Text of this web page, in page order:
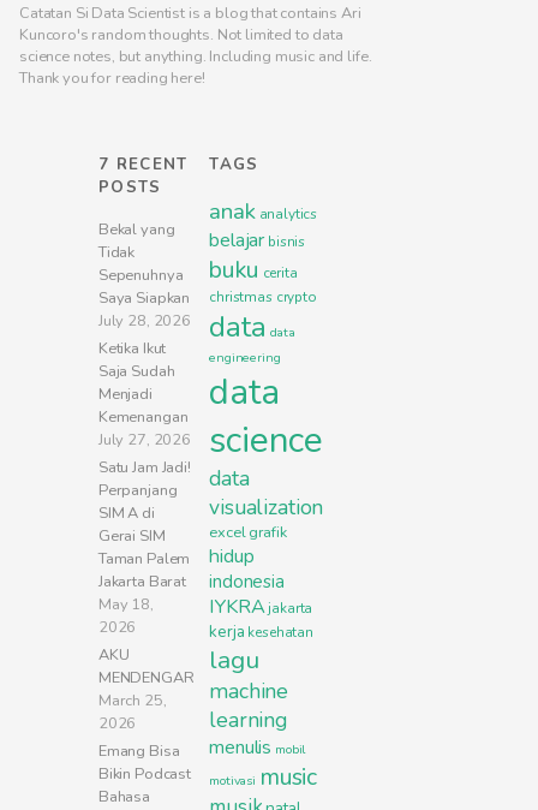
Catatan Si Data Scientist is a blog that contains Ari
Kuncoro's random thoughts. Not limited to data
science notes, but anything. Including music and life.
Thank you for reading here!
7 RECENT
POSTS
Bekal yang
Tidak
Sepenuhnya
Saya Siapkan
July 28, 2026
Ketika Ikut
Saja Sudah
Menjadi
Kemenangan
July 27, 2026
Satu Jam Jadi!
Perpanjang
SIM A di
Gerai SIM
Taman Palem
Jakarta Barat
May 18,
2026
AKU
MENDENGAR
March 25,
2026
Emang Bisa
Bikin Podcast
Bahasa
TAGS
anak analytics
belajar bisnis
buku cerita
christmas crypto
data data
engineering
data
science
data
visualization
excel grafik
hidup
indonesia
IYKRA jakarta
kerja kesehatan
lagu
machine
learning
menulis mobil
motivasi music